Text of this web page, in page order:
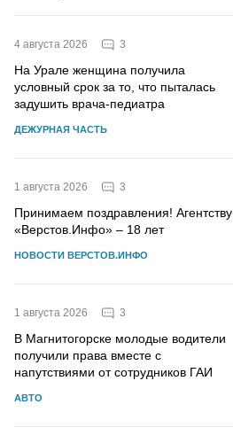
4 августа 2026 3
На Урале женщина получила
условный срок за то, что пыталась
задушить врача-педиатра
ДЕЖУРНАЯ ЧАСТЬ
1 августа 2026 3
Принимаем поздравления! Агентству
«Верстов.Инфо» – 18 лет
НОВОСТИ ВЕРСТОВ.ИНФО
1 августа 2026 3
В Магнитогорске молодые водители
получили права вместе с
напутствиями от сотрудников ГАИ
АВТО